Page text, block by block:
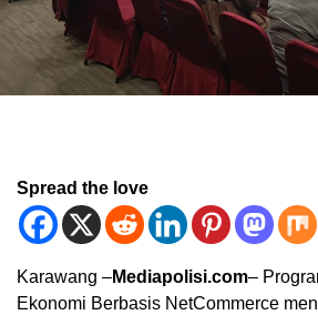
Spread the love
Karawang –Mediapolisi.com–
Ekonomi Berbasis NetCommerce